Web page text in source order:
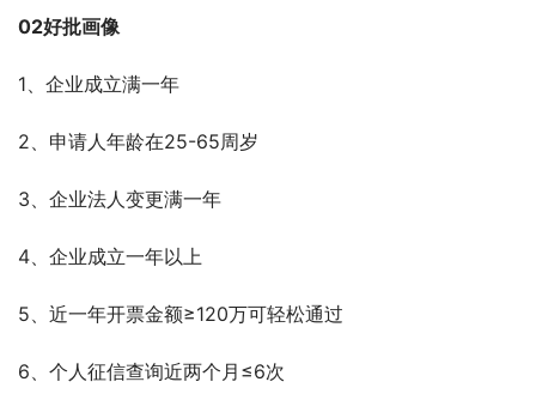
02好批画像
1、企业成立满一年
2、申请人年龄在25-65周岁
3、企业法人变更满一年
4、企业成立一年以上
5、近一年开票金额≥120万可轻松通过
6、个人征信查询近两个月≤6次